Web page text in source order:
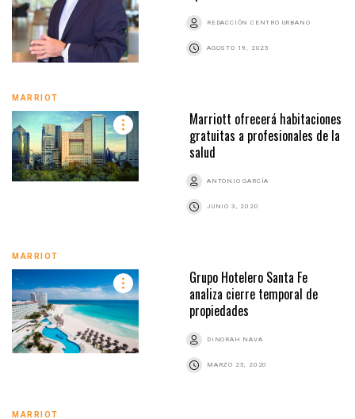
REDACCIÓN CENTRO URBANO
AGOSTO 19, 2025
MARRIOT
Marriott ofrecerá habitaciones
gratuitas a profesionales de la
salud
ANTONIO GARCÍA
JUNIO 3, 2020
MARRIOT
Grupo Hotelero Santa Fe
analiza cierre temporal de
propiedades
DINORAH NAVA
MARZO 25, 2020
MARRIOT